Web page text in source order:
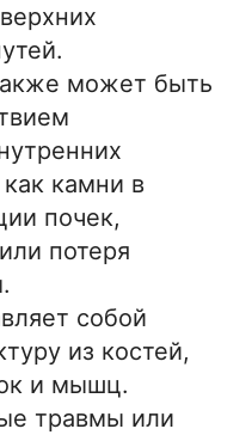
может быть
как камни в
почек,
потеря
собой
из костей,
и мышц.
травмы или